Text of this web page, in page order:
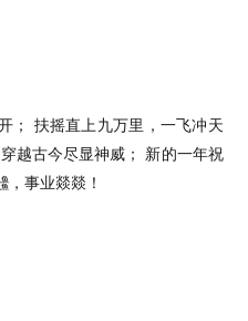
；
扶摇直上九万里，一飞冲天
越古今尽显神威； 新的一年祝
事业燚燚！